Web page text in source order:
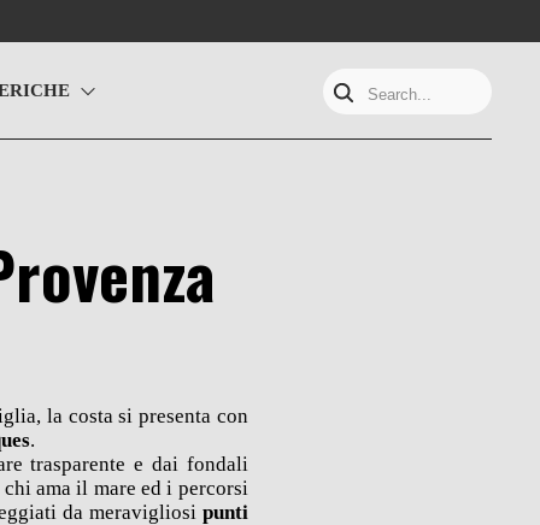
Search...
la costa si presenta con
.
trasparente e dai fondali
ama il mare ed i percorsi
da meravigliosi punti